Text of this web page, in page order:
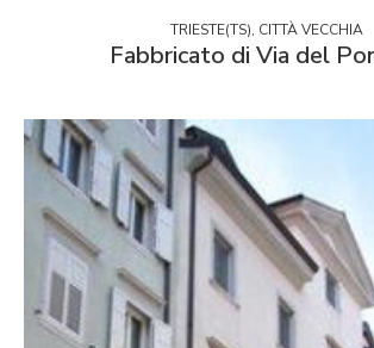
TRIESTE(TS), CITTÀ VECCHIA
Fabbricato di Via del